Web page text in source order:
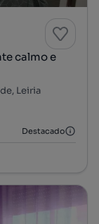
calmo e
Leiria
Destacado